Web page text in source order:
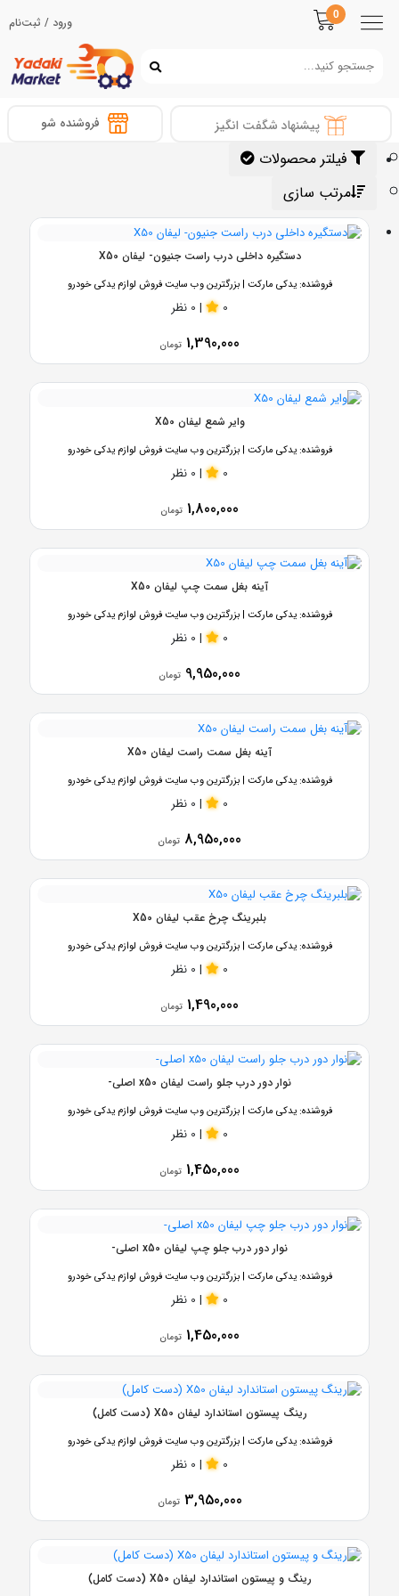
0 ورود / ثبت‌نام
پیشنهاد شگفت انگیز فروشنده شو
فیلتر محصولات
مرتب سازی
دستگیره داخلی درب راست جنیون- لیفان X50
فروشنده: یدکی مارکت | بزرگترین وب سایت فروش لوازم یدکی خودرو
0
| 0 نظر
1,390,000 تومان
وایر شمع لیفان X50
فروشنده: یدکی مارکت | بزرگترین وب سایت فروش لوازم یدکی خودرو
0
| 0 نظر
1,800,000 تومان
آینه بغل سمت چپ لیفان X50
فروشنده: یدکی مارکت | بزرگترین وب سایت فروش لوازم یدکی خودرو
0
| 0 نظر
9,950,000 تومان
آینه بغل سمت راست لیفان X50
فروشنده: یدکی مارکت | بزرگترین وب سایت فروش لوازم یدکی خودرو
0
| 0 نظر
8,950,000 تومان
بلبرینگ چرخ عقب لیفان X50
فروشنده: یدکی مارکت | بزرگترین وب سایت فروش لوازم یدکی خودرو
0
| 0 نظر
1,490,000 تومان
نوار دور درب جلو راست لیفان x50 اصلی-
فروشنده: یدکی مارکت | بزرگترین وب سایت فروش لوازم یدکی خودرو
0
| 0 نظر
1,450,000 تومان
نوار دور درب جلو چپ لیفان x50 اصلی-
فروشنده: یدکی مارکت | بزرگترین وب سایت فروش لوازم یدکی خودرو
0
| 0 نظر
1,450,000 تومان
رینگ پیستون استاندارد لیفان X50 (دست کامل)
فروشنده: یدکی مارکت | بزرگترین وب سایت فروش لوازم یدکی خودرو
0
| 0 نظر
3,950,000 تومان
رینگ و پیستون استاندارد لیفان X50 (دست کامل)